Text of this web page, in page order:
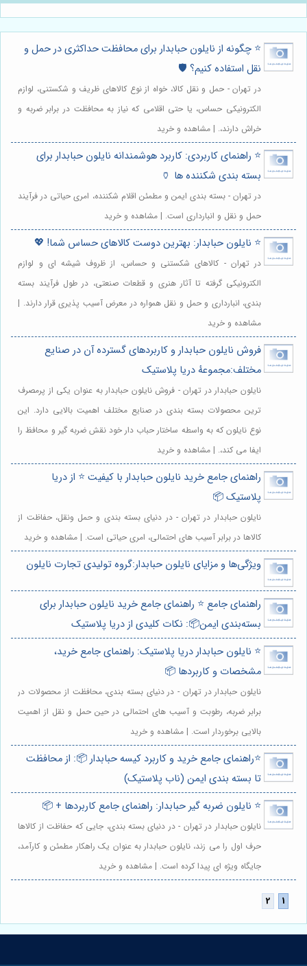
⭐️ چگونه از نایلون حبابدار برای محافظت حداکثری در حمل و
نقل استفاده کنیم؟ 🛡️
در تهران - حمل و نقل کالا، خواه از نوع کالاهای ظریف و شکستنی، لوازم
الکترونیکی حساس، یا حتی اقلامی که نیاز به محافظت در برابر ضربه و
خراش دارند،. | مشاهده و خرید
⭐️ راهنمای کاربردی: کاربرد هوشمندانه نایلون حبابدار برای
بسته بندی شکننده ها 🏺
در تهران - بسته بندی ایمن و مطمئن اقلام شکننده، امری حیاتی در فرآیند
حمل و نقل و انبارداری است. | مشاهده و خرید
⭐️ نایلون حبابدار: بهترین دوست کالاهای حساس شما! 💖
در تهران - کالاهای شکستنی و حساس، از ظروف شیشه ای و لوازم
الکترونیکی گرفته تا آثار هنری و قطعات صنعتی، در طول فرآیند بسته
بندی، انبارداری و حمل و نقل همواره در معرض آسیب پذیری قرار دارند. |
مشاهده و خرید
فروش نایلون حبابدار و کاربردهای گسترده آن در صنایع
مختلف:مجموعهٔ دریا پلاستیک
نایلون حبابدار در تهران - فروش نایلون حبابدار به عنوان یکی از پرمصرف
ترین محصولات بسته بندی در صنایع مختلف اهمیت بالایی دارد. این
نوع نایلون که به واسطه ساختار حباب دار خود نقش ضربه گیر و محافظ را
ایفا می کند،. | مشاهده و خرید
راهنمای جامع خرید نایلون حبابدار با کیفیت ⭐️ از دریا
پلاستیک 📦
نایلون حبابدار در تهران - در دنیای بسته بندی و حمل ونقل، حفاظت از
کالاها در برابر آسیب های احتمالی، امری حیاتی است. | مشاهده و خرید
ویژگی‌ها و مزایای نایلون حبابدار:گروه تولیدی تجارت نایلون
راهنمای جامع ⭐️ راهنمای جامع خرید نایلون حبابدار برای
بسته‌بندی ایمن📦: نکات کلیدی از دریا پلاستیک
⭐️ نایلون حبابدار دریا پلاستیک: راهنمای جامع خرید،
مشخصات و کاربردها 📦
نایلون حبابدار در تهران - در دنیای بسته بندی، محافظت از محصولات در
برابر ضربه، رطوبت و آسیب های احتمالی در حین حمل و نقل از اهمیت
بالایی برخوردار است. | مشاهده و خرید
⭐️راهنمای جامع خرید و کاربرد کیسه حبابدار 📦: از محافظت
تا بسته بندی ایمن (ناب پلاستیک)
⭐️ نایلون ضربه گیر حبابدار: راهنمای جامع کاربردها + 📦
نایلون حبابدار در تهران - در دنیای بسته بندی، جایی که حفاظت از کالاها
حرف اول را می زند، نایلون حبابدار به عنوان یک راهکار مطمئن و کارآمد،
جایگاه ویژه ای پیدا کرده است. | مشاهده و خرید